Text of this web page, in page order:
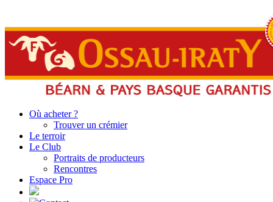
Où acheter ?
Trouver un crémier
Le terroir
Le Club
Portraits de producteurs
Rencontres
Espace Pro